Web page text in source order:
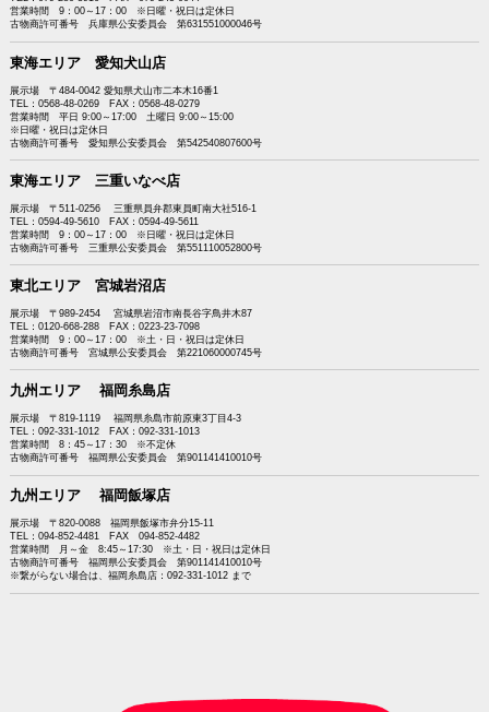
営業時間 9：00～17：00 ※日曜・祝日は定休日
古物商許可番号 兵庫県公安委員会 第631551000046号
東海エリア 愛知犬山店
展示場 〒484-0042 愛知県犬山市二本木16番1
TEL：0568-48-0269 FAX：0568-48-0279
営業時間 平日 9:00～17:00 土曜日 9:00～15:00
※日曜・祝日は定休日
古物商許可番号 愛知県公安委員会 第542540807600号
東海エリア 三重いなべ店
展示場 〒511-0256 三重県員弁郡東員町南大社516-1
TEL：0594-49-5610 FAX：0594-49-5611
営業時間 9：00～17：00 ※日曜・祝日は定休日
古物商許可番号 三重県公安委員会 第551110052800号
東北エリア 宮城岩沼店
展示場 〒989-2454 宮城県岩沼市南長谷字鳥井木87
TEL：0120-668-288 FAX：0223-23-7098
営業時間 9：00～17：00 ※土・日・祝日は定休日
古物商許可番号 宮城県公安委員会 第221060000745号
九州エリア 福岡糸島店
展示場 〒819-1119 福岡県糸島市前原東3丁目4-3
TEL：092-331-1012 FAX：092-331-1013
営業時間 8：45～17：30 ※不定休
古物商許可番号 福岡県公安委員会 第901141410010号
九州エリア 福岡飯塚店
展示場 〒820-0088 福岡県飯塚市弁分15-11
TEL：094-852-4481 FAX 094-852-4482
営業時間 月～金 8:45～17:30 ※土・日・祝日は定休日
古物商許可番号 福岡県公安委員会 第901141410010号
※繋がらない場合は、福岡糸島店：092-331-1012 まで